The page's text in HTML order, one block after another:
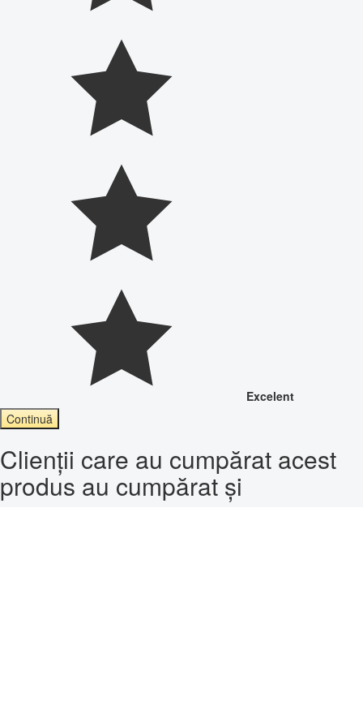
Excelent
Continuă
Clienții care au cumpărat acest
produs au cumpărat și